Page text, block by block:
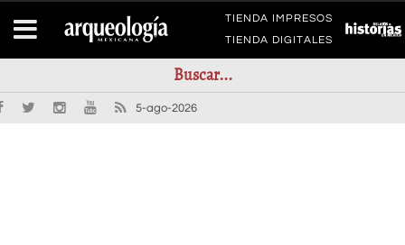
TIENDA IMPRESOS
TIENDA DIGITALES
5-ago-2026